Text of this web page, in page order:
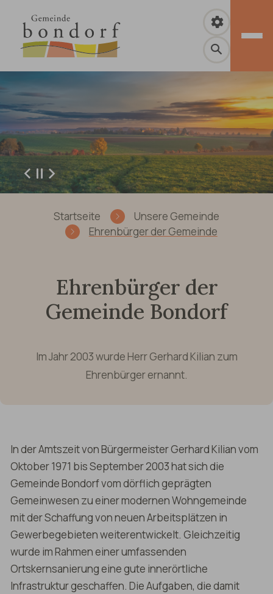
ZurückWeiter
Startseite
Unsere Gemeinde
Ehrenbürger der Gemeinde
Ehrenbürger der
Gemeinde Bondorf
Im Jahr 2003 wurde Herr Gerhard Kilian zum
Ehrenbürger ernannt.
In der Amtszeit von Bürgermeister Gerhard Kilian vom
Oktober 1971 bis September 2003 hat sich die
Gemeinde Bondorf vom dörflich geprägten
Gemeinwesen zu einer modernen Wohngemeinde
mit der Schaffung von neuen Arbeitsplätzen in
Gewerbegebieten weiterentwickelt. Gleichzeitig
wurde im Rahmen einer umfassenden
Ortskernsanierung eine gute innerörtliche
Infrastruktur geschaffen. Die Aufgaben, die damit